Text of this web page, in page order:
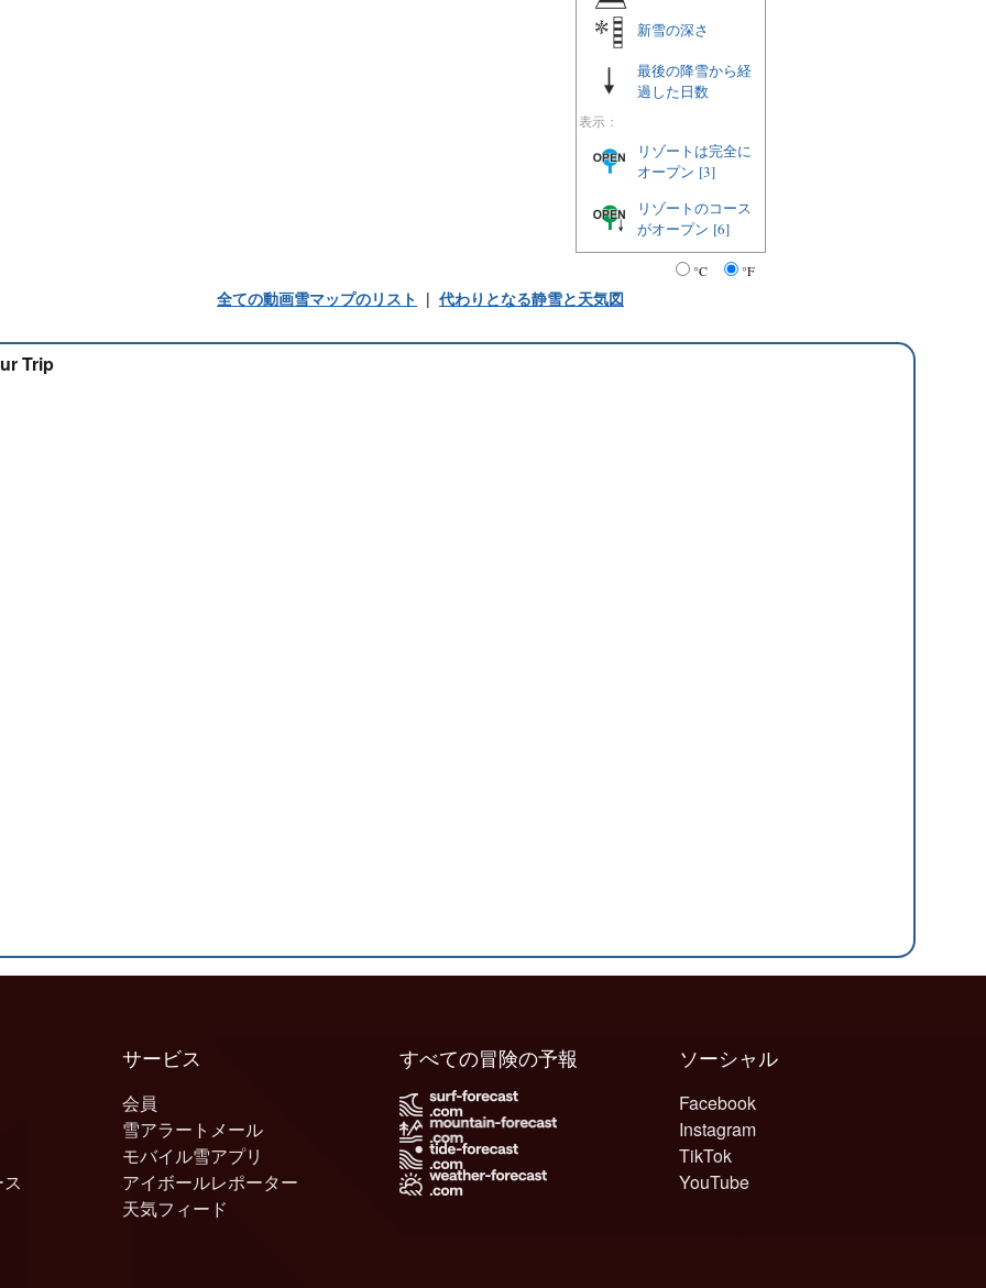
新雪の深さ
最後の降雪から経
過した日数
表示：
リゾートは完全に
オープン [3]
リゾートのコース
がオープン [6]
°C °F
全ての動画雪マップのリスト | 代わりとなる静雪と天気図
Trip
サービス
会員
雪アラートメール
モバイル雪アプリ
アイボールレポーター
天気フィード
ソーシャル
Facebook
Instagram
TikTok
YouTube
すべての冒険の予報